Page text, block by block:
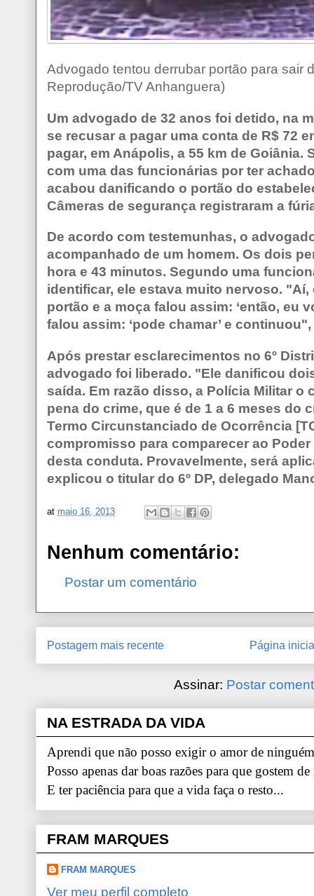
Advogado tentou derrubar portão para sair
Reprodução/TV Anhanguera)
Um advogado de 32 anos foi detido, na
se recusar a pagar uma conta de R$ 72
pagar, em Anápolis, a 55 km de
com uma das funcionárias por ter
acabou danificando o portão do
Câmeras de segurança registraram a
De acordo com testemunhas, o
acompanhado de um homem. Os dois
hora e 43 minutos. Segundo uma
identificar, ele estava muito nervoso.
portão e a moça falou assim: ‘então, eu
falou assim: ‘pode chamar’ e
Após prestar esclarecimentos no 6º
advogado foi liberado. "Ele danificou
saída. Em razão disso, a Polícia Militar o
pena do crime, que é de 1 a 6 meses do
Termo Circunstanciado de Ocorrência
compromisso para comparecer ao
desta conduta. Provavelmente, será
explicou o titular do 6º DP, delegado
at maio 16, 2013
Nenhum comentário:
Postar um comentário
Postagem mais recente Página
Assinar: Postar
NA ESTRADA DA VIDA
Aprendi que não posso exigir o amor de
Posso apenas dar boas razões para que gostem
E ter paciência para que a vida faça o resto...
FRAM MARQUES
FRAM MARQUES
Ver meu perfil completo